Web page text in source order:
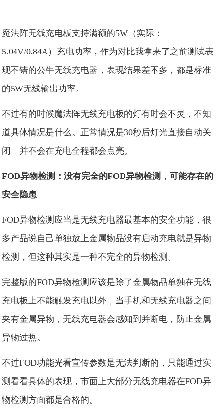
魔法阵无线充电板支持满额的5W（实际：
5.04V/0.84A）充电功率，作为对比我拿来了之前测试表
现不错的公牛无线充电器，表现结果差不多，都是标准
的5W无线输出功率。
不过有的时候魔法阵无线充电板的灯有时会不灵，不知
道具体情况是什么。正常情况是30秒后灯光直接自动关
闭，并不会在充电全程都会点亮。
FOD异物检测：没有完全的FOD异物检测，可能存在的
安全隐患
FOD异物检测应当是无线充电器最基本的安全功能，很
多产品说自己单独放上金属物品没有启动充电就是异物
检测，但这种其实是一种不完全的异物检测。
完整版的FOD异物检测应该是除了金属物品单独在无线
充电板上不能触发充电以外，当手机和无线充电器之间
夹有金属异物，无线充电器会感知到并断电，防止金属
异物过热。
不过FOD功能光看宣传参数是无法判断的，只能通过实
测看看具体的表现，市面上大部分无线充电器在FOD异
物检测方面都是合格的。